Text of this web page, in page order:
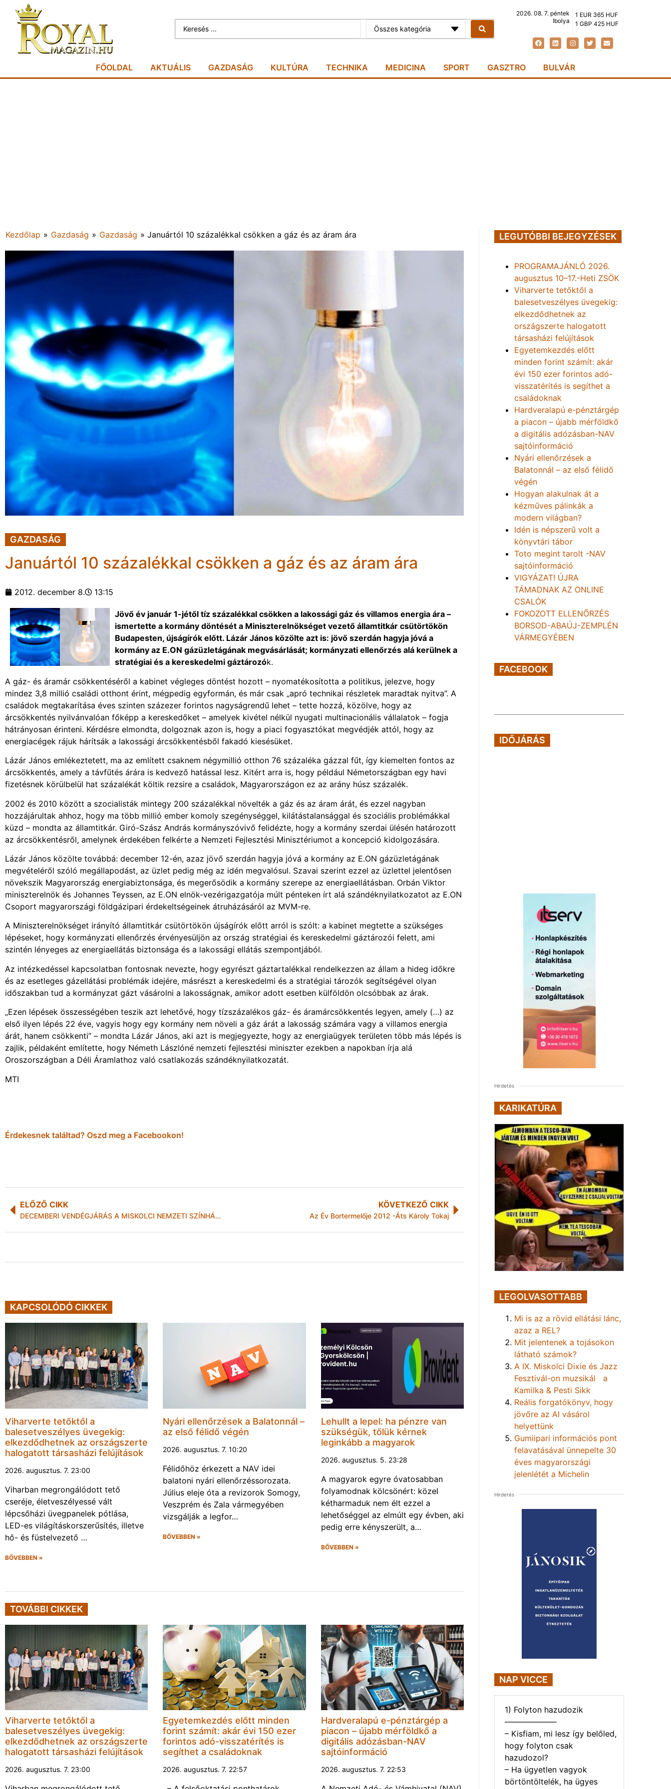
Összes kategória
2026. 08. 7. péntek
Ibolya
1 EUR 365 HUF
1 GBP 425 HUF
FŐOLDAL AKTUÁLIS GAZDASÁG KULTÚRA TECHNIKA MEDICINA SPORT GASZTRO BULVÁR
Kezdőlap » Gazdaság » Gazdaság » Januártól 10 százalékkal csökken a gáz és az áram ára
GAZDASÁG
Januártól 10 százalékkal csökken a gáz és az áram ára
2012. december 8. 13:15
Jövő év január 1-jétől tíz százalékkal csökken a lakossági gáz és villamos energia ára –
ismertette a kormány döntését a Miniszterelnökséget vezető államtitkár csütörtökön
Budapesten, újságírók előtt. Lázár János közölte azt is: jövő szerdán hagyja jóvá a
kormány az E.ON gázüzletágának megvásárlását; kormányzati ellenőrzés alá kerülnek a
stratégiai és a kereskedelmi gáztározók.
A gáz- és áramár csökkentéséről a kabinet végleges döntést hozott – nyomatékosította a politikus, jelezve, hogy
mindez 3,8 millió családi otthont érint, mégpedig egyformán, és már csak „apró technikai részletek maradtak nyitva”. A
családok megtakarítása éves szinten százezer forintos nagyságrendű lehet – tette hozzá, közölve, hogy az
árcsökkentés nyilvánvalóan főképp a kereskedőket – amelyek kivétel nélkül nyugati multinacionális vállalatok – fogja
hátrányosan érinteni. Kérdésre elmondta, dolgoznak azon is, hogy a piaci fogyasztókat megvédjék attól, hogy az
energiacégek rájuk hárítsák a lakossági árcsökkentésből fakadó kiesésüket.
Lázár János emlékeztetett, ma az említett csaknem négymillió otthon 76 százaléka gázzal fűt, így kiemelten fontos az
árcsökkentés, amely a távfűtés árára is kedvező hatással lesz. Kitért arra is, hogy például Németországban egy havi
fizetésnek körülbelül hat százalékát költik rezsire a családok, Magyarországon ez az arány húsz százalék.
2002 és 2010 között a szocialisták mintegy 200 százalékkal növelték a gáz és az áram árát, és ezzel nagyban
hozzájárultak ahhoz, hogy ma több millió ember komoly szegénységgel, kilátástalansággal és szociális problémákkal
küzd – mondta az államtitkár. Giró-Szász András kormányszóvivő felidézte, hogy a kormány szerdai ülésén határozott
az árcsökkentésről, amelynek érdekében felkérte a Nemzeti Fejlesztési Minisztériumot a koncepció kidolgozására.
Lázár János közölte továbbá: december 12-én, azaz jövő szerdán hagyja jóvá a kormány az E.ON gázüzletágának
megvételéről szóló megállapodást, az üzlet pedig még az idén megvalósul. Szavai szerint ezzel az üzlettel jelentősen
növekszik Magyarország energiabiztonsága, és megerősödik a kormány szerepe az energiaellátásban. Orbán Viktor
miniszterelnök és Johannes Teyssen, az E.ON elnök-vezérigazgatója múlt pénteken írt alá szándéknyilatkozatot az E.ON
Csoport magyarországi földgázipari érdekeltségeinek átruházásáról az MVM-re.
A Miniszterelnökséget irányító államtitkár csütörtökön újságírók előtt arról is szólt: a kabinet megtette a szükséges
lépéseket, hogy kormányzati ellenőrzés érvényesüljön az ország stratégiai és kereskedelmi gáztározói felett, ami
szintén lényeges az energiaellátás biztonsága és a lakossági ellátás szempontjából.
Az intézkedéssel kapcsolatban fontosnak nevezte, hogy egyrészt gáztartalékkal rendelkezzen az állam a hideg időkre
és az esetleges gázellátási problémák idejére, másrészt a kereskedelmi és a stratégiai tározók segítségével olyan
időszakban tud a kormányzat gázt vásárolni a lakosságnak, amikor adott esetben külföldön olcsóbbak az árak.
„Ezen lépések összességében teszik azt lehetővé, hogy tízszázalékos gáz- és áramárcsökkentés legyen, amely (…) az
első ilyen lépés 22 éve, vagyis hogy egy kormány nem növeli a gáz árát a lakosság számára vagy a villamos energia
árát, hanem csökkenti” – mondta Lázár János, aki azt is megjegyezte, hogy az energiaügyek területen több más lépés is
zajlik, példaként említette, hogy Németh Lászlóné nemzeti fejlesztési miniszter ezekben a napokban írja alá
Oroszországban a Déli Áramlathoz való csatlakozás szándéknyilatkozatát.
MTI
Érdekesnek találtad? Oszd meg a Facebookon!
ELŐZŐ CIKK
DECEMBERI VENDÉGJÁRÁS A MISKOLCI NEMZETI SZÍNHÁZBAN
KÖVETKEZŐ CIKK
Az Év Bortermelője 2012 -Áts Károly Tokaj
KAPCSOLÓDÓ CIKKEK
Viharverte tetőktől a
balesetveszélyes üvegekig:
elkezdődhetnek az országszerte
halogatott társasházi felújítások
2026. augusztus. 7. 23:00
Viharban megrongálódott tető
cseréje, életveszélyessé vált
lépcsőházi üvegpanelek pótlása,
LED-es világításkorszerűsítés, illetve
hő- és füstelvezető …
BŐVEBBEN »
Nyári ellenőrzések a Balatonnál –
az első félidő végén
2026. augusztus. 7. 10:20
Félidőhöz érkezett a NAV idei
balatoni nyári ellenőrzéssorozata.
Július eleje óta a revizorok Somogy,
Veszprém és Zala vármegyében
vizsgálják a legfor…
BŐVEBBEN »
Lehullt a lepel: ha pénzre van
szükségük, tőlük kérnek
leginkább a magyarok
2026. augusztus. 5. 23:28
A magyarok egyre óvatosabban
folyamodnak kölcsönért: közel
kétharmaduk nem élt ezzel a
lehetőséggel az elmúlt egy évben, aki
pedig erre kényszerült, a…
BŐVEBBEN »
TOVÁBBI CIKKEK
Viharverte tetőktől a
balesetveszélyes üvegekig:
elkezdődhetnek az országszerte
halogatott társasházi felújítások
2026. augusztus. 7. 23:00
Egyetemkezdés előtt minden
forint számít: akár évi 150 ezer
forintos adó-visszatérítés is
segíthet a családoknak
2026. augusztus. 7. 22:57
Hardveralapú e-pénztárgép a
piacon – újabb mérföldkő a
digitális adózásban-NAV
sajtóinformáció
2026. augusztus. 7. 22:53
LEGUTÓBBI BEJEGYZÉSEK
PROGRAMAJÁNLÓ 2026.
augusztus 10–17.-Heti ZSÖK
Viharverte tetőktől a
balesetveszélyes üvegekig:
elkezdődhetnek az
országszerte halogatott
társasházi felújítások
Egyetemkezdés előtt
minden forint számít: akár
évi 150 ezer forintos adó-
visszatérítés is segíthet a
családoknak
Hardveralapú e-pénztárgép
a piacon – újabb mérföldkő
a digitális adózásban-NAV
sajtóinformáció
Nyári ellenőrzések a
Balatonnál – az első félidő
végén
Hogyan alakulnak át a
kézműves pálinkák a
modern világban?
Idén is népszerű volt a
könyvtári tábor
Toto megint tarolt -NAV
sajtóinformáció
VIGYÁZAT! ÚJRA
TÁMADNAK AZ ONLINE
CSALÓK
FOKOZOTT ELLENŐRZÉS
BORSOD-ABAÚJ-ZEMPLÉN
VÁRMEGYÉBEN
FACEBOOK
IDŐJÁRÁS
Hirdetés
KARIKATÚRA
LEGOLVASOTTABB
Mi is az a rövid ellátási lánc,
azaz a REL?
Mit jelentenek a tojásokon
látható számok?
A IX. Miskolci Dixie és Jazz
Fesztivál-on muzsikál a
Kamilka & Pesti Sikk
Reális forgatókönyv, hogy
jövőre az AI vásárol
helyettünk
Gumiipari információs pont
felavatásával ünnepelte 30
éves magyarországi
jelenlétét a Michelin
Hirdetés
NAP VICCE
1) Folyton hazudozik
——————–
– Kisfiam, mi lesz így belőled,
hogy folyton csak
hazudozol?
– Ha ügyetlen vagyok
börtöntöltelék, ha ügyes